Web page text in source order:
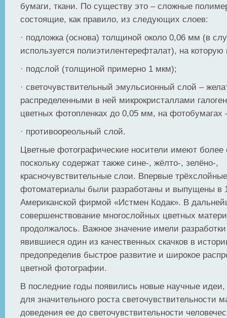
бумаги, ткани. По существу это – сложные
состоящие, как правило, из следующих слоев:
· подложка (основа) толщиной около 0,06 мм (в
используется полиэтилентерефталат), на которую
· подслой (толщиной примерно 1 мкм);
· светочувствительный эмульсионный слой –
распределенными в ней микрокристаллами
цветных фотопленках до 0,05 мм, на
· противоореольный слой.
Цветные фотографические носители имеют более
поскольку содержат также сине-, жёлто-, зелёно-,
красночувствительные слои. Впервые
фотоматериалы были разработаны и выпущены в
Американской фирмой «Истмен Кодак». В
совершенствование многослойных цветных
продолжалось. Важное значение имели разработки
явившиеся один из качественных скачков в
предопределив быстрое развитие и широкое
цветной фотографии.
В последние годы появились новые научные
для значительного роста светочувствительности
доведения ее до светочувствительности